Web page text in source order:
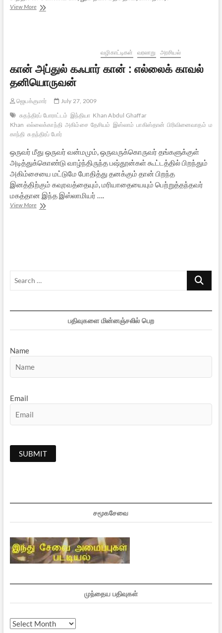
View MoreUP
வழிகாட்டிகள் வரலாறு அரசியல்
கான் அப்துல் கஃபார் கான் : எல்லைக் காவல்
தனியொருவன்
ஜெயக்குமார்
July 27, 2009
சுதந்திரப் போராட்டம் இந்தியா Khan Abdul Ghaffar
Khan எல்லைக்காந்தி அகிம்சை தேசியம் இஸ்லாம் பாகிஸ்தான் பிரிவினைவாதம்
காந்தி சுதந்திரப் போர்
ஒருவர் மீது ஒருவர் வன்மமும், ஒருவருக்கொருவர் தங்களுக்குள்
அடித்துக்கொண்டு வாழ்ந்திருந்த பஷ்தூன்கள் கூட்டத்தில் பிறந்தும்
அகிம்சையை மட்டுமே போதித்து தனக்கும் தான் பிறந்த
இனத்திற்கும் கவுரவத்தையும், மரியாதையையும் பெற்றுத்தந்தவர்
மகத்தான இந்த இஸ்லாமியர் ….
View Moreகான்
Search
பதிவுகளை மின்னஞ்சலில் பெற
Name
Email
சமூகசேவை
முந்தைய பதிவுகள்
முந்தைய